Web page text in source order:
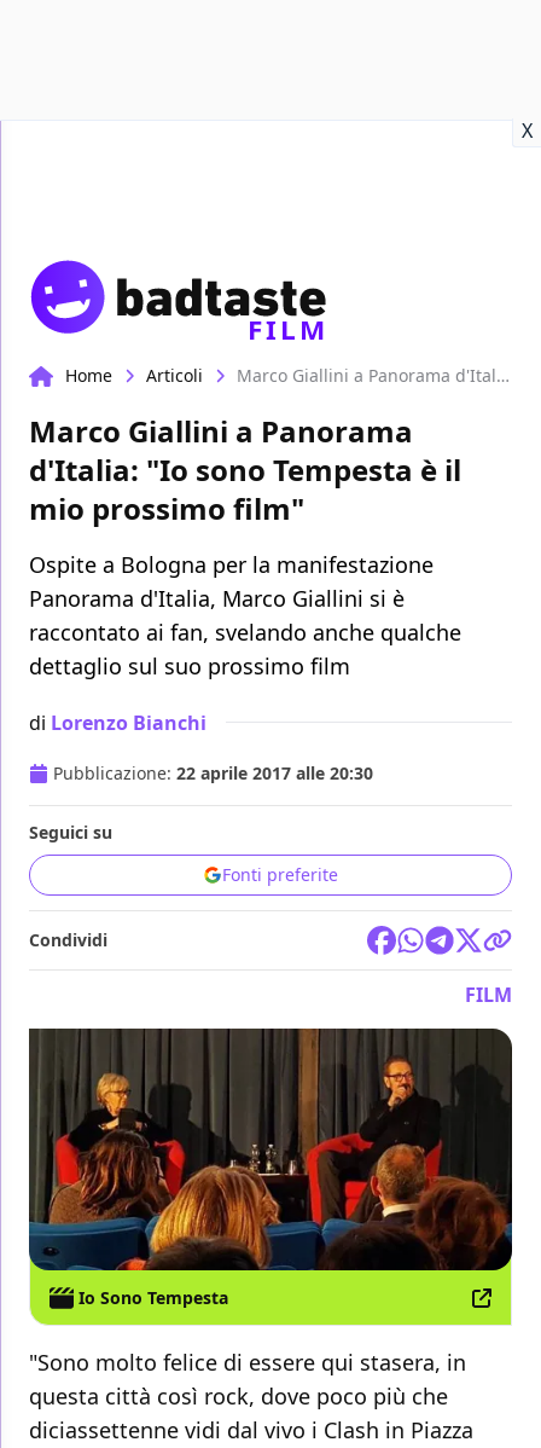
X
FILM
Home Articoli Marco Giallini a Panorama d'Italia: "Io sono Tempesta è il mio prossimo film"
Marco Giallini a Panorama
d'Italia: "Io sono Tempesta è il
mio prossimo film"
Ospite a Bologna per la manifestazione
Panorama d'Italia, Marco Giallini si è
raccontato ai fan, svelando anche qualche
dettaglio sul suo prossimo film
di Lorenzo Bianchi
Pubblicazione: 22 aprile 2017 alle 20:30
Seguici su
Fonti preferite
Condividi
FILM
Io Sono Tempesta
"Sono molto felice di essere qui stasera, in
questa città così rock, dove poco più che
diciassettenne vidi dal vivo i Clash in Piazza